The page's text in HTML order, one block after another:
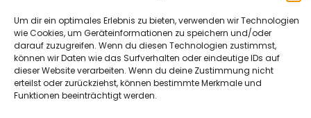
Um dir ein optimales Erlebnis zu bieten, verwenden wir Technologien
wie Cookies, um Geräteinformationen zu speichern und/oder
darauf zuzugreifen. Wenn du diesen Technologien zustimmst,
können wir Daten wie das Surfverhalten oder eindeutige IDs auf
dieser Website verarbeiten. Wenn du deine Zustimmung nicht
erteilst oder zurückziehst, können bestimmte Merkmale und
Funktionen beeinträchtigt werden.